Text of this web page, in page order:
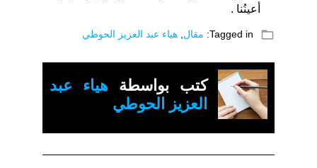
أعينُنا .
folder_open
Tagged in: مقال هياء عبد العزيز الحوطي
كتب بواسطة هياء عبد
العزيز الحوطي